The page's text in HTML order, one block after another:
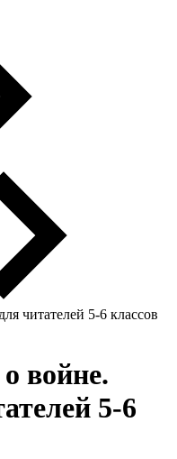
читателей 5-6 классов
войне.
5-6